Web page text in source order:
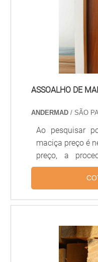
junto com um
imbuia. Ter
melhor opção
madeira.
ASSOALHO DE
ANDERMAD / SÃO
Ao pesquisar
maciça preço é
preço, a
matéria-prima.
de réguas
proporcionam
mais
material nobre,
permanece